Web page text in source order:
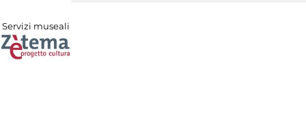
Servizi museali